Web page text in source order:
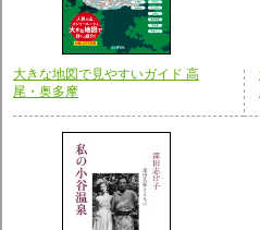
大きな地図で見やすいガイド 高
尾・奥多摩